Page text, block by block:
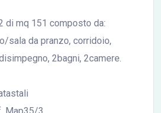
di mq 151 composto da:
sala da pranzo, corridoio,
2bagni, 2camere.